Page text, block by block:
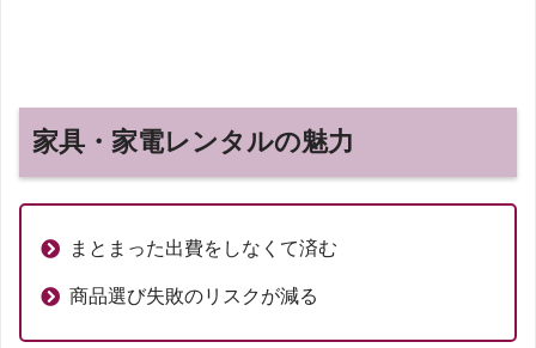
家具・家電レンタルの魅力
まとまった出費をしなくて済む
商品選び失敗のリスクが減る